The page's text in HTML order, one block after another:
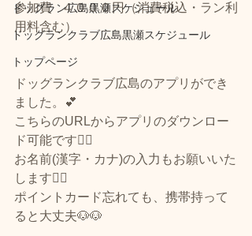
ドッグラン広島黒瀬スケジュール
ドッグランクラブ広島黒瀬スケジュール
トップページ
​参加費   ４０００円（消費税込・ラン利
用料含む）
ドッグランクラブ広島のアプリができ
ました。💕
こちらのURLからアプリのダウンロー
ド可能です🙆‍♀️
お名前(漢字・カナ)の入力もお願いいた
します🙇‍♀️
ポイントカード忘れても、携帯持って
ると大丈夫🐶🐶